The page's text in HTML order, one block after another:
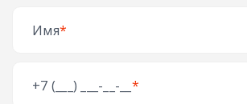
Имя*
+7 (___) ___-__-__ *